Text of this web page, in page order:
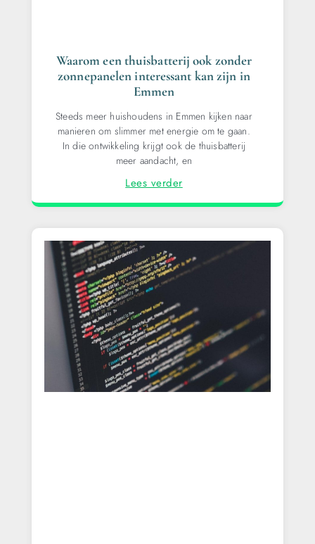
Waarom een thuisbatterij ook zonder
zonnepanelen interessant kan zijn in
Emmen
Steeds meer huishoudens in Emmen kijken naar
manieren om slimmer met energie om te gaan.
In die ontwikkeling krijgt ook de thuisbatterij
meer aandacht, en
Lees verder